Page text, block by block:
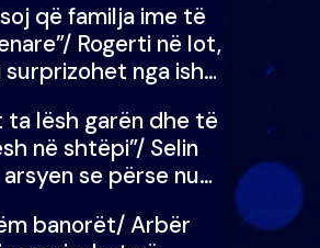
dot lotët: Nuk
që familja ime të
Rogerti në lot,
surprizohet nga ish-
ta lësh garën dhe të
në shtëpi”/ Selin
se përse nuk
çoja luftën time deri
banorët/ Arbër